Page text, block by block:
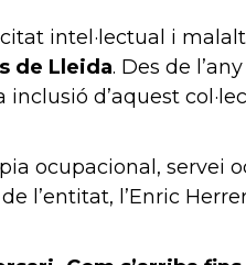
intel·lectual i
de Lleida. Des de l’any
d’aquest
ocupacional, servei
l’entitat, l’Enric